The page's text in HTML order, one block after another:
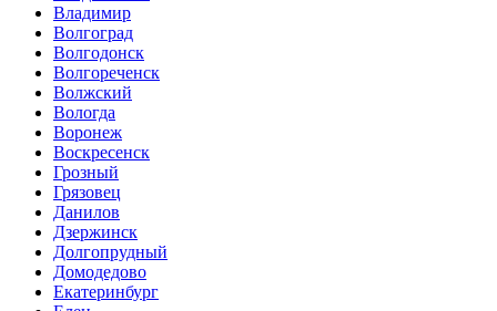
Владимир
Волгоград
Волгодонск
Волгореченск
Волжский
Вологда
Воронеж
Воскресенск
Грозный
Грязовец
Данилов
Дзержинск
Долгопрудный
Домодедово
Екатеринбург